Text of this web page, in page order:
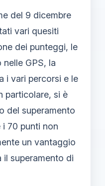
del 9 dicembre
vari quesiti
dei punteggi, le
GPS, la
i vari percorsi e le
particolare, si è
del superamento
70 punti non
un vantaggio
il superamento di